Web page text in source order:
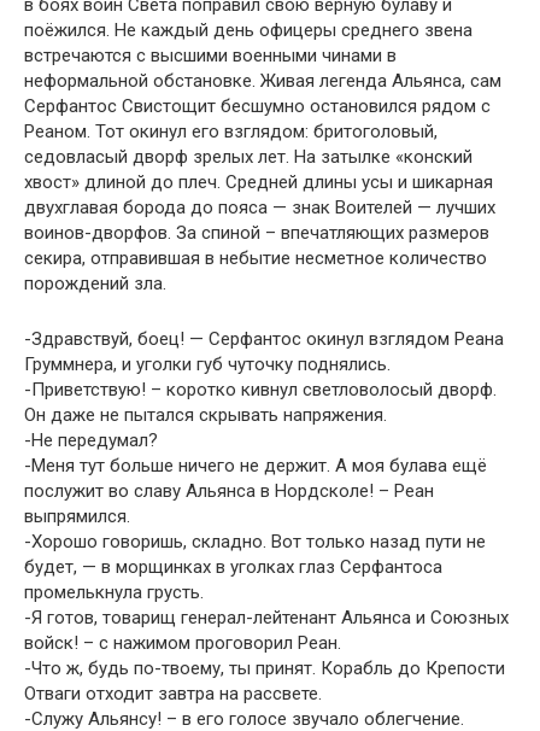
в боях воин Света поправил свою верную булаву и
поёжился. Не каждый день офицеры среднего звена
встречаются с высшими военными чинами в
неформальной обстановке. Живая легенда Альянса, сам
Серфантос Свистощит бесшумно остановился рядом с
Реаном. Тот окинул его взглядом: бритоголовый,
седовласый дворф зрелых лет. На затылке «конский
хвост» длиной до плеч. Средней длины усы и шикарная
двухглавая борода до пояса — знак Воителей — лучших
воинов-дворфов. За спиной – впечатляющих размеров
секира, отправившая в небытие несметное количество
порождений зла.
-Здравствуй, боец! — Серфантос окинул взглядом Реана
Груммнера, и уголки губ чуточку поднялись.
-Приветствую! – коротко кивнул светловолосый дворф.
Он даже не пытался скрывать напряжения.
-Не передумал?
-Меня тут больше ничего не держит. А моя булава ещё
послужит во славу Альянса в Нордсколе! – Реан
выпрямился.
-Хорошо говоришь, складно. Вот только назад пути не
будет, — в морщинках в уголках глаз Серфантоса
промелькнула грусть.
-Я готов, товарищ генерал-лейтенант Альянса и Союзных
войск! – с нажимом проговорил Реан.
-Что ж, будь по-твоему, ты принят. Корабль до Крепости
Отваги отходит завтра на рассвете.
-Служу Альянсу! – в его голосе звучало облегчение.